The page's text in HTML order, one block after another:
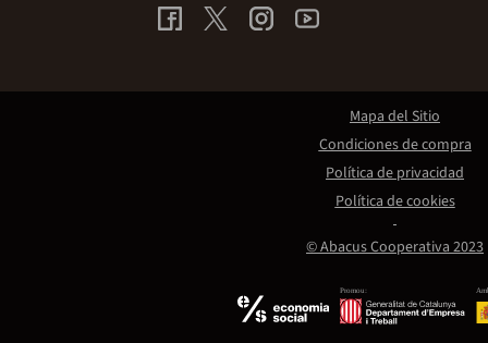
Promou:
© Abacus Cooperativa 2023
Mapa del Sitio
Condiciones de compra
Política de privacidad
Política de cookies